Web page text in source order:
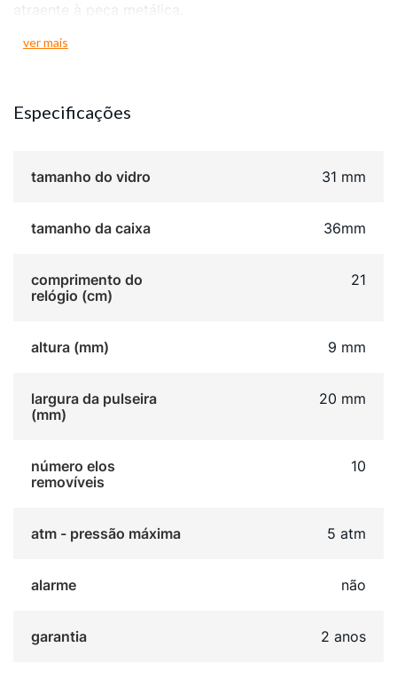
atraente à peça metálica.
Sua pulseira em aço dourado conta com um fecho
ATM, o que permite o uso seguro em situações
assegurando a integridade dos componentes
estética atemporal. O tamanho de 36mm é versátil,
adaptando-se bem a diversos tipos de pulso com
pensada para mulheres que buscam funcionalidade
ver mais
Especificações
tamanho do vidro 31 mm
tamanho da caixa 36mm
comprimento do
relógio (cm)
21
altura (mm) 9 mm
largura da pulseira
(mm)
20 mm
número elos
removíveis
10
atm - pressão máxima 5 atm
alarme não
garantia 2 anos